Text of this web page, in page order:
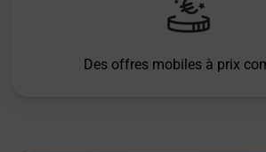
Des offres mobiles à prix